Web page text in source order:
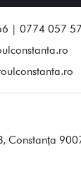
| 0774 057
Constanța